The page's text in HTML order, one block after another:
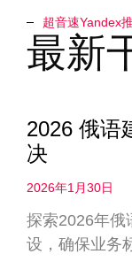
超音速Yandex
最新
2026 俄语
决
2026年1月30日
探索2026年俄
设，确保业务